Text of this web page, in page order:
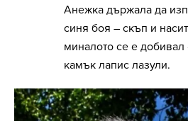
Анежка държала да
синя боя – скъп и
миналото се е
камък лапис лазули.